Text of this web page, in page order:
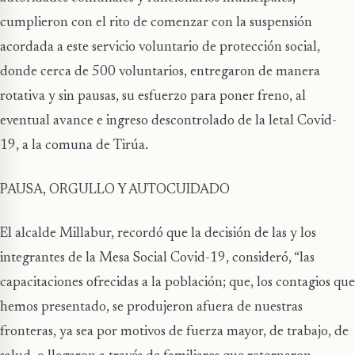
cumplieron con el rito de comenzar con la suspensión
acordada a este servicio voluntario de protección social,
donde cerca de 500 voluntarios, entregaron de manera
rotativa y sin pausas, su esfuerzo para poner freno, al
eventual avance e ingreso descontrolado de la letal Covid-
19, a la comuna de Tirúa.
PAUSA, ORGULLO Y AUTOCUIDADO
El alcalde Millabur, recordó que la decisión de las y los
integrantes de la Mesa Social Covid-19, consideró, “las
capacitaciones ofrecidas a la población; que, los contagios que
hemos presentado, se produjeron afuera de nuestras
fronteras, ya sea por motivos de fuerza mayor, de trabajo, de